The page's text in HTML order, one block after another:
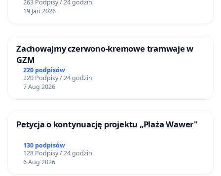
263 Podpisy / 24 godzin
19 Jan 2026
Zachowajmy czerwono-kremowe tramwaje w
GZM
220 podpisów
220 Podpisy / 24 godzin
7 Aug 2026
Petycja o kontynuację projektu „Plaża Wawer"
130 podpisów
128 Podpisy / 24 godzin
6 Aug 2026